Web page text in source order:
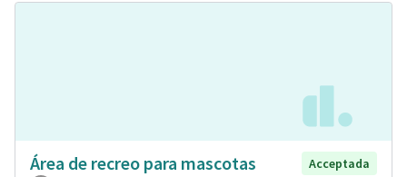
Área de recreo para mascotas
Acceptada